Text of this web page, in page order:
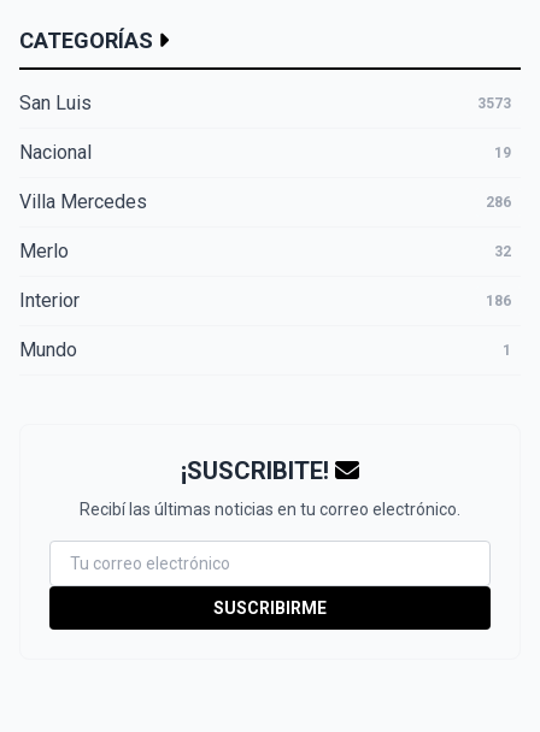
CATEGORÍAS
San Luis 3573
Nacional 19
Villa Mercedes 286
Merlo 32
Interior 186
Mundo 1
¡SUSCRIBITE!
Recibí las últimas noticias en tu correo electrónico.
SUSCRIBIRME